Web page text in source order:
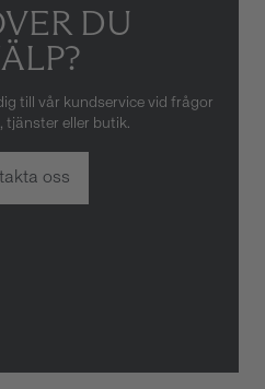
DU
till vår kundservice vid frågor
tjänster eller butik.
oss